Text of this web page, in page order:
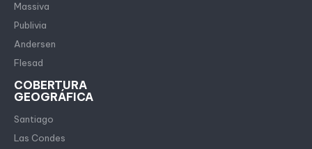
Massiva
Publivia
Andersen
Flesad
COBERTURA
GEOGRÁFICA
Santiago
Las Condes